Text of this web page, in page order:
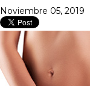
Noviembre 05, 2019